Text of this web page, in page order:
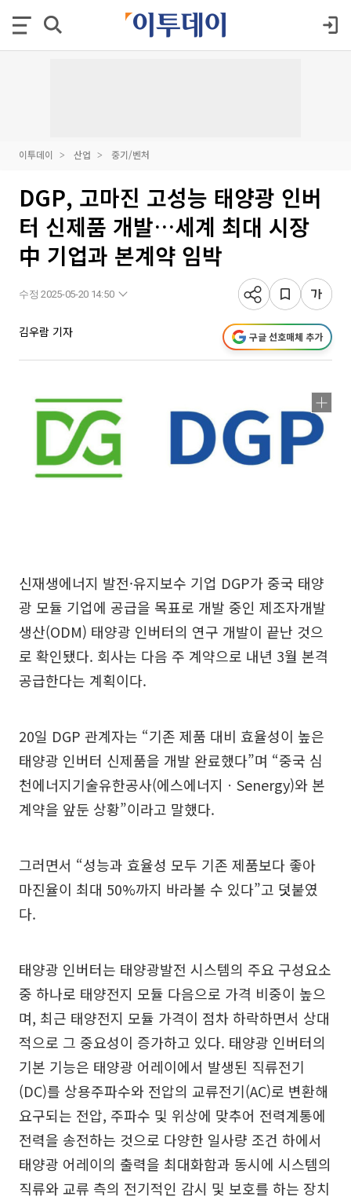
이투데이 산업 중기/벤처
DGP, 고마진 고성능 태양광 인버
터 신제품 개발…세계 최대 시장
中 기업과 본계약 임박
수정 2025-05-20 14:50
김우람 기자 구글 선호매체 추가
신재생에너지 발전·유지보수 기업 DGP가 중국 태양
광 모듈 기업에 공급을 목표로 개발 중인 제조자개발
생산(ODM) 태양광 인버터의 연구 개발이 끝난 것으
로 확인됐다. 회사는 다음 주 계약으로 내년 3월 본격
공급한다는 계획이다.
20일 DGP 관계자는 “기존 제품 대비 효율성이 높은
태양광 인버터 신제품을 개발 완료했다”며 “중국 심
천에너지기술유한공사(에스에너지ㆍSenergy)와 본
계약을 앞둔 상황”이라고 말했다.
그러면서 “성능과 효율성 모두 기존 제품보다 좋아
마진율이 최대 50%까지 바라볼 수 있다”고 덧붙였
다.
태양광 인버터는 태양광발전 시스템의 주요 구성요소
중 하나로 태양전지 모듈 다음으로 가격 비중이 높으
며, 최근 태양전지 모듈 가격이 점차 하락하면서 상대
적으로 그 중요성이 증가하고 있다. 태양광 인버터의
기본 기능은 태양광 어레이에서 발생된 직류전기
(DC)를 상용주파수와 전압의 교류전기(AC)로 변환해
요구되는 전압, 주파수 및 위상에 맞추어 전력계통에
전력을 송전하는 것으로 다양한 일사량 조건 하에서
태양광 어레이의 출력을 최대화함과 동시에 시스템의
직류와 교류 측의 전기적인 감시 및 보호를 하는 장치